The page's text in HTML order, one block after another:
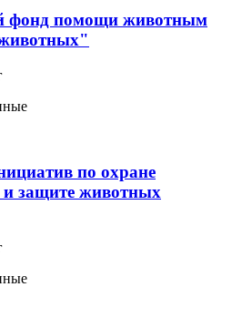
фонд помощи животным
по охране
защите животных